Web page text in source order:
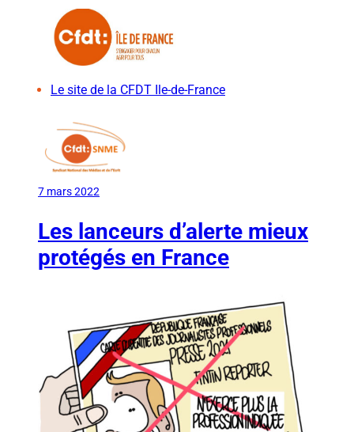
Le site de la CFDT Ile-de-France
7 mars 2022
Les lanceurs d’alerte mieux
protégés en France